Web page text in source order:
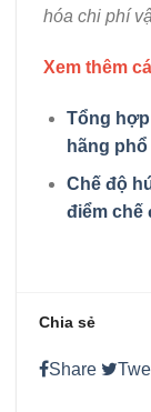
hóa chi phí
Xem thêm
Tổng
hãng
Chế độ
điểm chế
Chia sẻ
Share